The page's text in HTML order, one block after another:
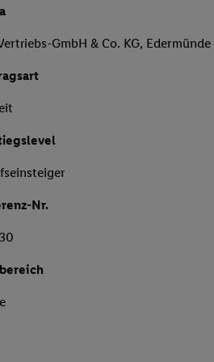
GmbH & Co. KG, Edermünde
Nr.